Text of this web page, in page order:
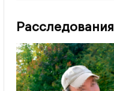
Расследования